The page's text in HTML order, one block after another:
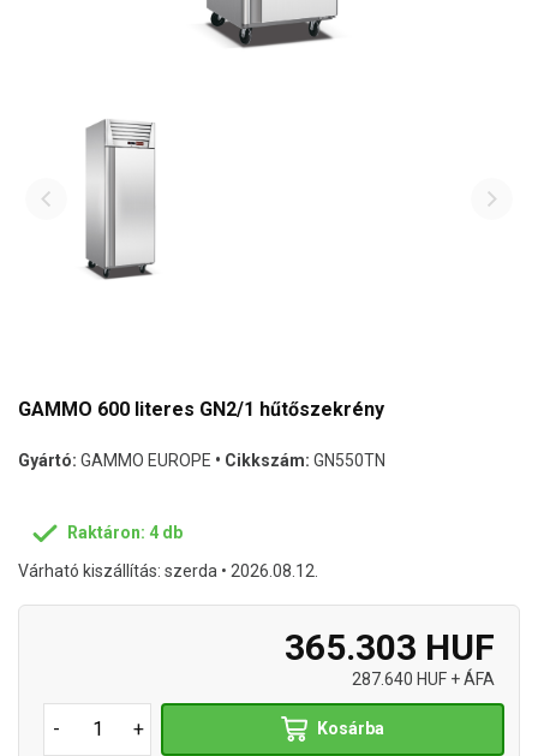
GAMMO 600 literes GN2/1 hűtőszekrény
Gyártó: GAMMO EUROPE • Cikkszám: GN550TN
Raktáron: 4 db
Várható kiszállítás: szerda • 2026.08.12.
365.303 HUF
287.640 HUF + ÁFA
- + Kosárba